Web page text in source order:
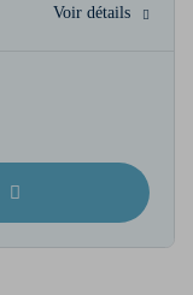
Voir détails